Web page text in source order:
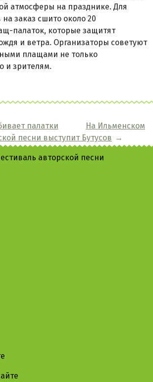
атмосферы на празднике. Для
заказ сшито около 20
палаток, которые защитят
и ветра. Организаторы советуют
плащами не только
и зрителям.
палатки
На Ильменском
песни выступит Бутусов →
авторской песни